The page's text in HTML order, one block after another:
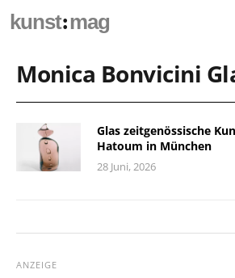
kunst:mag
Monica Bonvicini
Glas zeitgenössische
Hatoum in München
28 Juni, 2026
ANZEIGE